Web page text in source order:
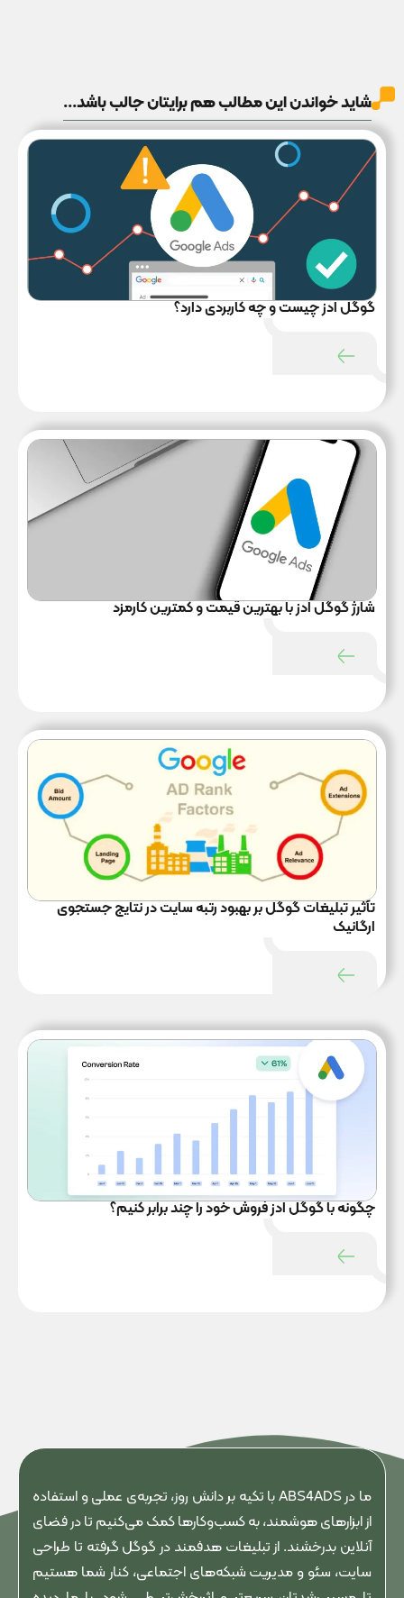
شاید خواندن این مطالب هم برایتان جالب باشد...
۲۳ آذر ۱۴۰۳ گوگل ادز
گوگل ادز چیست و چه کاربردی دارد؟
شارژ گوگل ادز با بهترین قیمت و کمترین کارمزد
۲۳ آذر ۱۴۰۳ گوگل ادز
تأثیر تبلیغات گوگل بر بهبود رتبه سایت در نتایج جستجوی
ارگانیک
۲۳ آذر ۱۴۰۳ گوگل ادز
چگونه با گوگل ادز فروش خود را چند برابر کنیم؟
ما در ABS4ADS با تکیه بر دانش روز، تجربه‌ی عملی و استفاده
از ابزارهای هوشمند، به کسب‌وکارها کمک می‌کنیم تا در فضای
آنلاین بدرخشند. از تبلیغات هدفمند در گوگل گرفته تا طراحی
سایت، سئو و مدیریت شبکه‌های اجتماعی، کنار شما هستیم